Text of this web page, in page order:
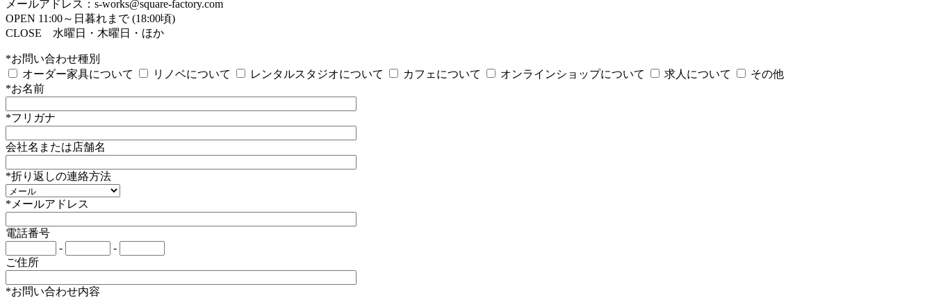
メールアドレス：s-works@square-factory.com
OPEN 11:00～日暮れまで (18:00頃)
CLOSE 水曜日・木曜日・ほか
*お問い合わせ種別
オーダー家具について
リノベについて レンタルスタジオについて カフェについて オンラインショップについて 求人について
その他
*お名前
*フリガナ
会社名または店舗名
*折り返しの連絡方法
*メールアドレス
電話番号
-
-
ご住所
*お問い合わせ内容